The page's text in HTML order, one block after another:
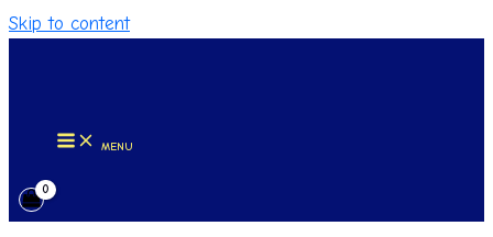
Skip to content
MENU